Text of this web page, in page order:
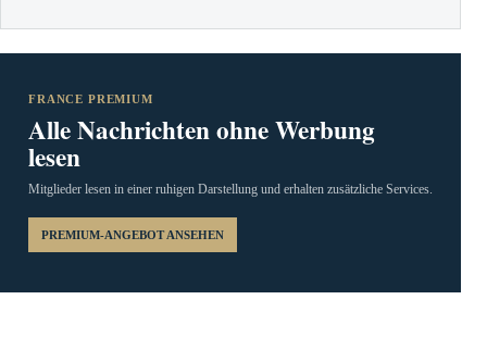
FRANCE PREMIUM
Alle Nachrichten ohne Werbung
lesen
Mitglieder lesen in einer ruhigen Darstellung und erhalten zusätzliche Services.
PREMIUM-ANGEBOT ANSEHEN